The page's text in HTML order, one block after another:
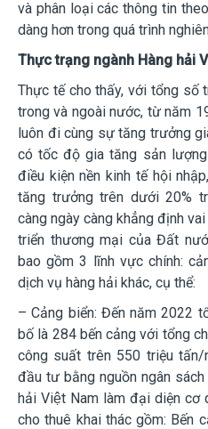
và phân loại các thông tin
dàng hơn trong quá trình n
Thực trạng ngành Hàng hải
Thực tế cho thấy, với tổng số
trong và ngoài nước, từ năm
luôn đi cùng sự tăng trưởng
có tốc độ gia tăng sản lượng
điều kiện nền kinh tế hội
tăng trưởng trên dưới 20%
càng ngày càng khẳng định
triển thương mại của Đất
bao gồm 3 lĩnh vực chính:
dịch vụ hàng hải khác, cụ thể:
– Cảng biển: Đến năm 2022
bố là 284 bến cảng với tổng
công suất trên 550 triệu
đầu tư bằng nguồn ngân
hải Việt Nam làm đại diện cơ
cho thuê khai thác gồm: Bến